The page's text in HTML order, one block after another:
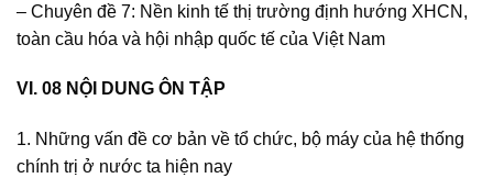
– Chuyên đề 7: Nền kinh tế thị trường định hướng XHCN,
toàn cầu hóa và hội nhập quốc tế của Việt Nam
VI. 08 NỘI DUNG ÔN TẬP
1. Những vấn đề cơ bản về tổ chức, bộ máy của hệ thống
chính trị ở nước ta hiện nay